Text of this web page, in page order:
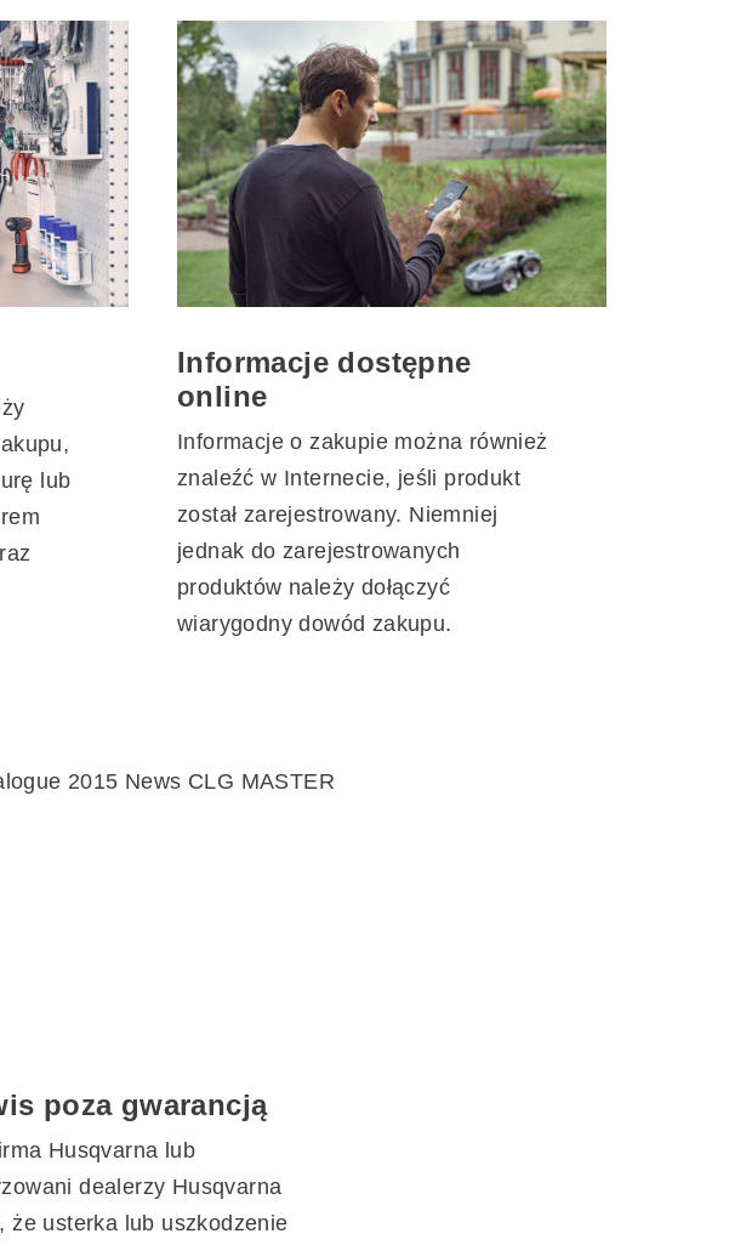
lub
Informacje dostępne
online
Informacje o zakupie można również
znaleźć w Internecie, jeśli produkt
został zarejestrowany. Niemniej
jednak do zarejestrowanych
produktów należy dołączyć
wiarygodny dowód zakupu.
poza gwarancją
Husqvarna lub
dealerzy Husqvarna
że usterka lub uszkodzenie